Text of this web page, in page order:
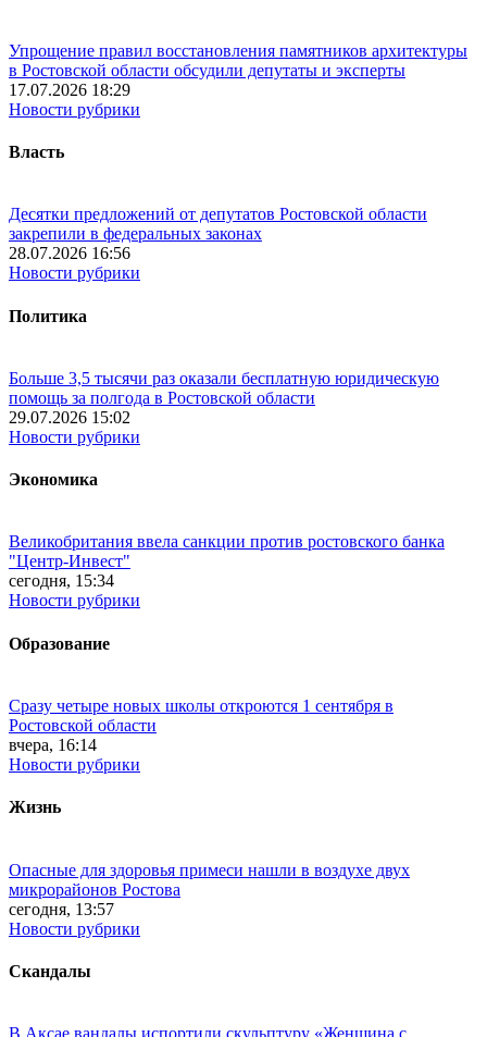
Упрощение правил восстановления памятников архитектуры
в Ростовской области обсудили депутаты и эксперты
17.07.2026 18:29
Новости рубрики
Власть
Десятки предложений от депутатов Ростовской области
закрепили в федеральных законах
28.07.2026 16:56
Новости рубрики
Политика
Больше 3,5 тысячи раз оказали бесплатную юридическую
помощь за полгода в Ростовской области
29.07.2026 15:02
Новости рубрики
Экономика
Великобритания ввела санкции против ростовского банка
"Центр-Инвест"
сегодня, 15:34
Новости рубрики
Образование
Сразу четыре новых школы откроются 1 сентября в
Ростовской области
вчера, 16:14
Новости рубрики
Жизнь
Опасные для здоровья примеси нашли в воздухе двух
микрорайонов Ростова
сегодня, 13:57
Новости рубрики
Скандалы
В Аксае вандалы испортили скульптуру «Женщина с